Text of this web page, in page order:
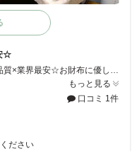
☆
熊本市中央街【Can I Dressy】高技術×高品質×業界最安☆お財布に優しいネイルサロンだから幅広い世代の方に大好評頂いております！ぜひ、お試しくださいませ♪
もっと見る
口コミ 1件
ださい